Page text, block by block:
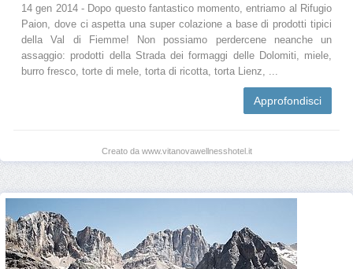
14 gen 2014 - Dopo questo fantastico momento, entriamo al Rifugio
Paion, dove ci aspetta una super colazione a base di prodotti tipici
della Val di Fiemme! Non possiamo perdercene neanche un
assaggio: prodotti della Strada dei formaggi delle Dolomiti, miele,
burro fresco, torte di mele, torta di ricotta, torta Lienz, ...
Approfondisci
Creato da www.vitanovawellnesshotel.it